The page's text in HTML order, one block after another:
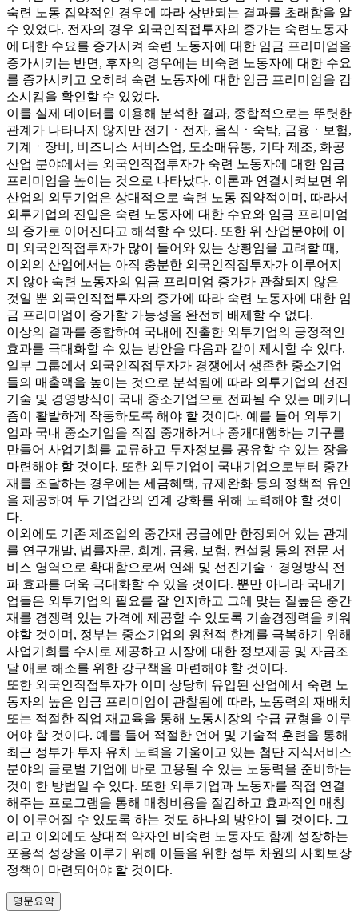
숙련 노동 집약적인 경우에 따라 상반되는 결과를 초래함을 알
수 있었다. 전자의 경우 외국인직접투자의 증가는 숙련노동자
에 대한 수요를 증가시켜 숙련 노동자에 대한 임금 프리미엄을
증가시키는 반면, 후자의 경우에는 비숙련 노동자에 대한 수요
를 증가시키고 오히려 숙련 노동자에 대한 임금 프리미엄을 감
소시킴을 확인할 수 있었다.
이를 실제 데이터를 이용해 분석한 결과, 종합적으로는 뚜렷한
관계가 나타나지 않지만 전기ㆍ전자, 음식ㆍ숙박, 금융ㆍ보험,
기계ㆍ장비, 비즈니스 서비스업, 도소매유통, 기타 제조, 화공
산업 분야에서는 외국인직접투자가 숙련 노동자에 대한 임금
프리미엄을 높이는 것으로 나타났다. 이론과 연결시켜보면 위
산업의 외투기업은 상대적으로 숙련 노동 집약적이며, 따라서
외투기업의 진입은 숙련 노동자에 대한 수요와 임금 프리미엄
의 증가로 이어진다고 해석할 수 있다. 또한 위 산업분야에 이
미 외국인직접투자가 많이 들어와 있는 상황임을 고려할 때,
이외의 산업에서는 아직 충분한 외국인직접투자가 이루어지
지 않아 숙련 노동자의 임금 프리미엄 증가가 관찰되지 않은
것일 뿐 외국인직접투자의 증가에 따라 숙련 노동자에 대한 임
금 프리미엄이 증가할 가능성을 완전히 배제할 수 없다.
이상의 결과를 종합하여 국내에 진출한 외투기업의 긍정적인
효과를 극대화할 수 있는 방안을 다음과 같이 제시할 수 있다.
일부 그룹에서 외국인직접투자가 경쟁에서 생존한 중소기업
들의 매출액을 높이는 것으로 분석됨에 따라 외투기업의 선진
기술 및 경영방식이 국내 중소기업으로 전파될 수 있는 메커니
즘이 활발하게 작동하도록 해야 할 것이다. 예를 들어 외투기
업과 국내 중소기업을 직접 중개하거나 중개대행하는 기구를
만들어 사업기회를 교류하고 투자정보를 공유할 수 있는 장을
마련해야 할 것이다. 또한 외투기업이 국내기업으로부터 중간
재를 조달하는 경우에는 세금혜택, 규제완화 등의 정책적 유인
을 제공하여 두 기업간의 연계 강화를 위해 노력해야 할 것이
다.
이외에도 기존 제조업의 중간재 공급에만 한정되어 있는 관계
를 연구개발, 법률자문, 회계, 금융, 보험, 컨설팅 등의 전문 서
비스 영역으로 확대함으로써 연쇄 및 선진기술ㆍ경영방식 전
파 효과를 더욱 극대화할 수 있을 것이다. 뿐만 아니라 국내기
업들은 외투기업의 필요를 잘 인지하고 그에 맞는 질높은 중간
재를 경쟁력 있는 가격에 제공할 수 있도록 기술경쟁력을 키워
야할 것이며, 정부는 중소기업의 원천적 한계를 극복하기 위해
사업기회를 수시로 제공하고 시장에 대한 정보제공 및 자금조
달 애로 해소를 위한 강구책을 마련해야 할 것이다.
또한 외국인직접투자가 이미 상당히 유입된 산업에서 숙련 노
동자의 높은 임금 프리미엄이 관찰됨에 따라, 노동력의 재배치
또는 적절한 직업 재교육을 통해 노동시장의 수급 균형을 이루
어야 할 것이다. 예를 들어 적절한 언어 및 기술적 훈련을 통해
최근 정부가 투자 유치 노력을 기울이고 있는 첨단 지식서비스
분야의 글로벌 기업에 바로 고용될 수 있는 노동력을 준비하는
것이 한 방법일 수 있다. 또한 외투기업과 노동자를 직접 연결
해주는 프로그램을 통해 매칭비용을 절감하고 효과적인 매칭
이 이루어질 수 있도록 하는 것도 하나의 방안이 될 것이다. 그
리고 이외에도 상대적 약자인 비숙련 노동자도 함께 성장하는
포용적 성장을 이루기 위해 이들을 위한 정부 차원의 사회보장
정책이 마련되어야 할 것이다.
영문요약